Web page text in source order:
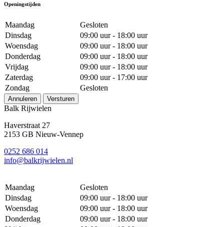
Openingstijden
Maandag
Gesloten
Dinsdag
09:00 uur - 18:00 uur
Woensdag
09:00 uur - 18:00 uur
Donderdag
09:00 uur - 18:00 uur
Vrijdag
09:00 uur - 18:00 uur
Zaterdag
09:00 uur - 17:00 uur
Zondag
Gesloten
Annuleren Versturen
Balk Rijwielen
Haverstraat 27
2153 GB Nieuw-Vennep
0252 686 014
info@balkrijwielen.nl
Maandag
Gesloten
Dinsdag
09:00 uur - 18:00 uur
Woensdag
09:00 uur - 18:00 uur
Donderdag
09:00 uur - 18:00 uur